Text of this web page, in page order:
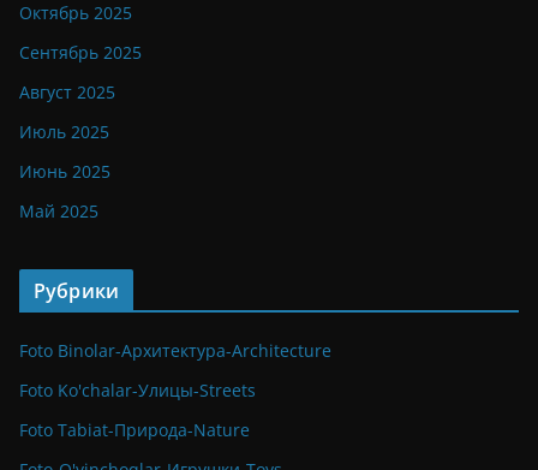
Октябрь 2025
Сентябрь 2025
Август 2025
Июль 2025
Июнь 2025
Май 2025
Рубрики
Foto Binolar-Архитектура-Architecture
Foto Ko'chalar-Улицы-Streets
Foto Tabiat-Природа-Nature